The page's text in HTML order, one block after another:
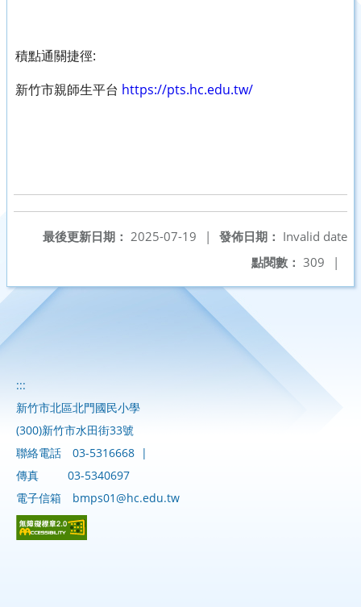
積點通關捷徑:
新竹市親師生平台 https://pts.hc.edu.tw/
發佈日期： Invalid date
最後更新日期： 2025-07-19
|
點閱數： 309 |
:::
新竹市北區北門國民小學
(300)新竹市水田街33號
聯絡電話
03-5316668 |
傳真
03-5340697
電子信箱
bmps01@hc.edu.tw